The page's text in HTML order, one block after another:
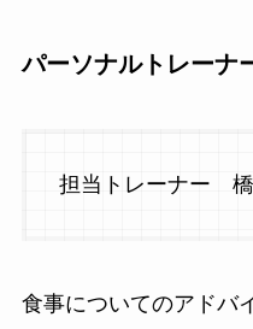
パーソナルトレーナ
担当トレーナー
食事についてのアドバ